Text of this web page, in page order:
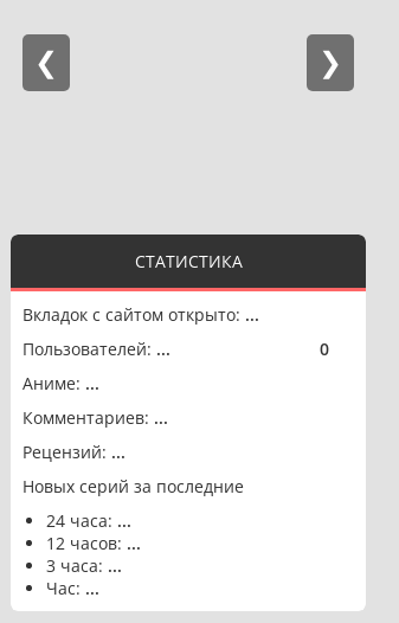
СТАТИСТИКА
Вкладок с сайтом открыто: ...
Пользователей: ... 0
Аниме: ...
Комментариев: ...
Рецензий: ...
Новых серий за последние
24 часа: ...
12 часов: ...
3 часа: ...
Час: ...